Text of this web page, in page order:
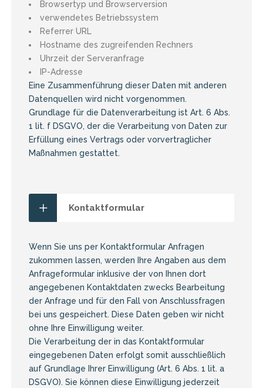
Browsertyp und Browserversion
verwendetes Betriebssystem
Referrer URL
Hostname des zugreifenden Rechners
Uhrzeit der Serveranfrage
IP-Adresse
Eine Zusammenführung dieser Daten mit anderen
Datenquellen wird nicht vorgenommen.
Grundlage für die Datenverarbeitung ist Art. 6 Abs.
1 lit. f DSGVO, der die Verarbeitung von Daten zur
Erfüllung eines Vertrags oder vorvertraglicher
Maßnahmen gestattet.
Kontaktformular
Wenn Sie uns per Kontaktformular Anfragen
zukommen lassen, werden Ihre Angaben aus dem
Anfrageformular inklusive der von Ihnen dort
angegebenen Kontaktdaten zwecks Bearbeitung
der Anfrage und für den Fall von Anschlussfragen
bei uns gespeichert. Diese Daten geben wir nicht
ohne Ihre Einwilligung weiter.
Die Verarbeitung der in das Kontaktformular
eingegebenen Daten erfolgt somit ausschließlich
auf Grundlage Ihrer Einwilligung (Art. 6 Abs. 1 lit. a
DSGVO). Sie können diese Einwilligung jederzeit